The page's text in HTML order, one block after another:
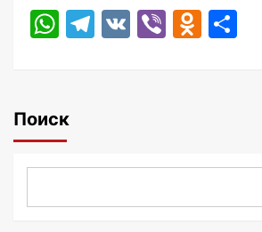
WhatsApp
Telegram
VK Viber
Поиск